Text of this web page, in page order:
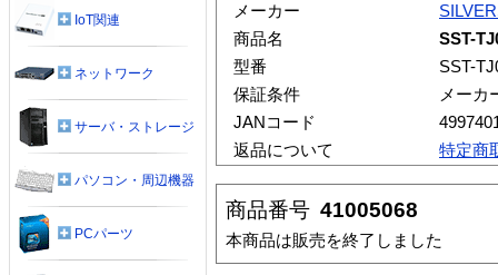
メーカー
商品名
SST-
型番
SST-
保証条件
メーカ
JANコード
返品について
特定商
商品番号 41005068
本商品は販売を終了しました
IoT関連
ネットワーク
サーバ・ストレージ
パソコン・周辺機器
PCパーツ